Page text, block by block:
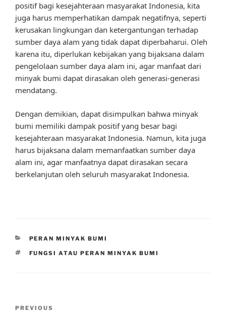
positif bagi kesejahteraan masyarakat Indonesia, kita
juga harus memperhatikan dampak negatifnya, seperti
kerusakan lingkungan dan ketergantungan terhadap
sumber daya alam yang tidak dapat diperbaharui. Oleh
karena itu, diperlukan kebijakan yang bijaksana dalam
pengelolaan sumber daya alam ini, agar manfaat dari
minyak bumi dapat dirasakan oleh generasi-generasi
mendatang.
Dengan demikian, dapat disimpulkan bahwa minyak
bumi memiliki dampak positif yang besar bagi
kesejahteraan masyarakat Indonesia. Namun, kita juga
harus bijaksana dalam memanfaatkan sumber daya
alam ini, agar manfaatnya dapat dirasakan secara
berkelanjutan oleh seluruh masyarakat Indonesia.
CATEGORIES
PERAN MINYAK BUMI
TAGS
FUNGSI ATAU PERAN MINYAK BUMI
Previous
PREVIOUS